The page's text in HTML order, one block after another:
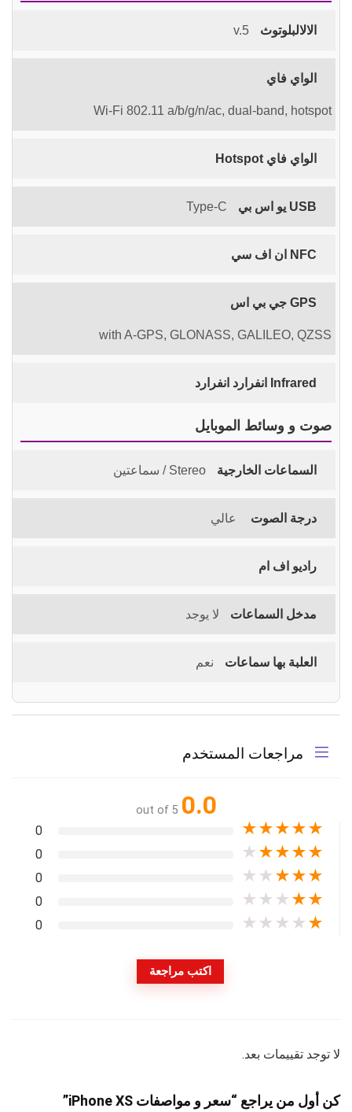
الالالبلوتوث v.5
الواي فاي
Wi-Fi 802.11 a/b/g/n/ac, dual-band, hotspot
الواي فاي Hotspot
USB يو اس بي Type-C
NFC ان اف سي
GPS جي بي اس
with A-GPS, GLONASS, GALILEO, QZSS
Infrared انفرارد انفرارد
صوت و وسائط الموبايل
السماعات الخارجية Stereo / سماعتين
درجة الصوت عالي
راديو اف ام
مدخل السماعات لا يوجد
العلبة بها سماعات نعم
مراجعات المستخدم
0.0
out of 5
★
★
★
★
★
0
★
★
★
★
★
0
★
★
★
★
★
0
★
★
★
★
★
0
★
★
★
★
★
0
اكتب مراجعة
لا توجد تقييمات بعد.
كن أول من يراجع “سعر و مواصفات iPhone XS”